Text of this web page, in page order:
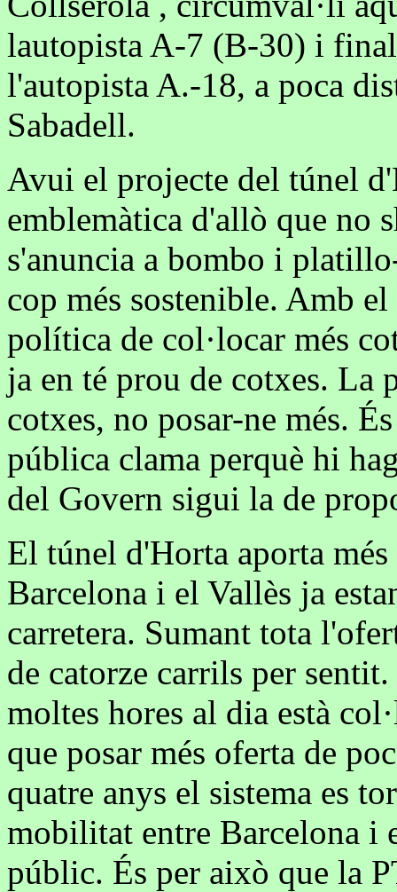
lautopista A-7 (B-30) i
l'autopista A.-18, a poca
Sabadell.
Avui el projecte del túnel
emblemàtica d'allò que no
s'anuncia a bombo i
cop més sostenible. Amb
política de col·locar més
ja en té prou de cotxes. La
cotxes, no posar-ne més.
pública clama perquè hi
del Govern sigui la de
El túnel d'Horta aporta
Barcelona i el Vallès ja
carretera. Sumant tota
de catorze carrils per
moltes hores al dia està
que posar més oferta de
quatre anys el sistema es
mobilitat entre Barcelona i
públic. És per això que la